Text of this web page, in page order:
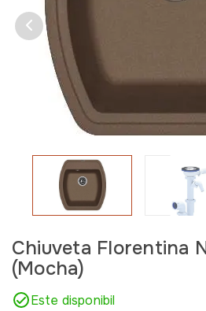
Chiuveta Florentina
(Mocha)
Este disponibil